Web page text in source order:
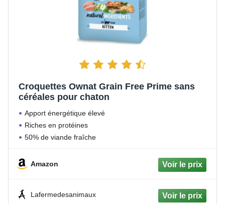
Croquettes Ownat Grain Free Prime sans
céréales pour chaton
Apport énergétique élevé
Riches en protéines
50% de viande fraîche
Amazon
Lafermedesanimaux